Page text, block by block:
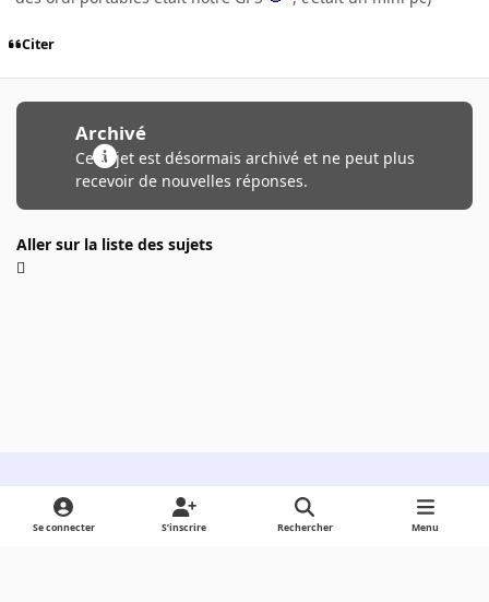
Citer
Archivé
Ce sujet est désormais archivé et ne peut plus
recevoir de nouvelles réponses.
Aller sur la liste des sujets
Light ModeDark ModeSystem Preference
Se connecter S’inscrire Rechercher Menu